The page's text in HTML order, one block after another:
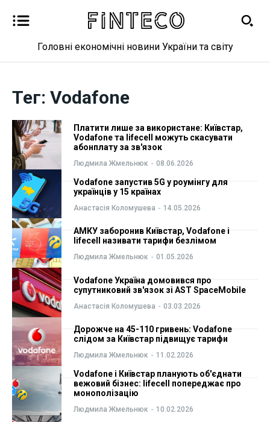
Фінанси
Валютний ринок
Криптовалюта
Робота і освіта
Публікації
ФОП
Курс валют
Ми в соц. мережах
Фінанси
Валютний ринок
Криптовалюта
Робота і освіта
Публікації
ФОП
Курс валют
Ми в соц. мережах
Головні економічні новини України та світу
Тег: Vodafone
Платити лише за використане: Київстар,
Vodafone та lifecell можуть скасувати
абонплату за зв'язок
Людмила Жмельнюк - 08.06.2026
Vodafone запустив 5G у роумінгу для
українців у 15 країнах
Анастасія Коломушева - 14.05.2026
АМКУ заборонив Київстар, Vodafone і
lifecell називати тарифи безлімом
Людмила Жмельнюк - 01.05.2026
Vodafone Україна домовився про
супутниковий зв'язок зі AST SpaceMobile
Анастасія Коломушева - 03.03.2026
Дорожче на 45-110 гривень: Vodafone
слідом за Київстар підвищує тарифи
Людмила Жмельнюк - 11.02.2026
Vodafone і Київстар планують об'єднати
вежовий бізнес: lifecell попереджає про
монополізацію
Людмила Жмельнюк - 10.02.2026